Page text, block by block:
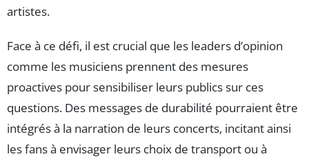
artistes.
Face à ce défi, il est crucial que les leaders d’opinion
comme les musiciens prennent des mesures
proactives pour sensibiliser leurs publics sur ces
questions. Des messages de durabilité pourraient être
intégrés à la narration de leurs concerts, incitant ainsi
les fans à envisager leurs choix de transport ou à